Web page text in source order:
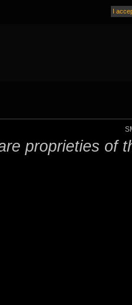
proprieties of